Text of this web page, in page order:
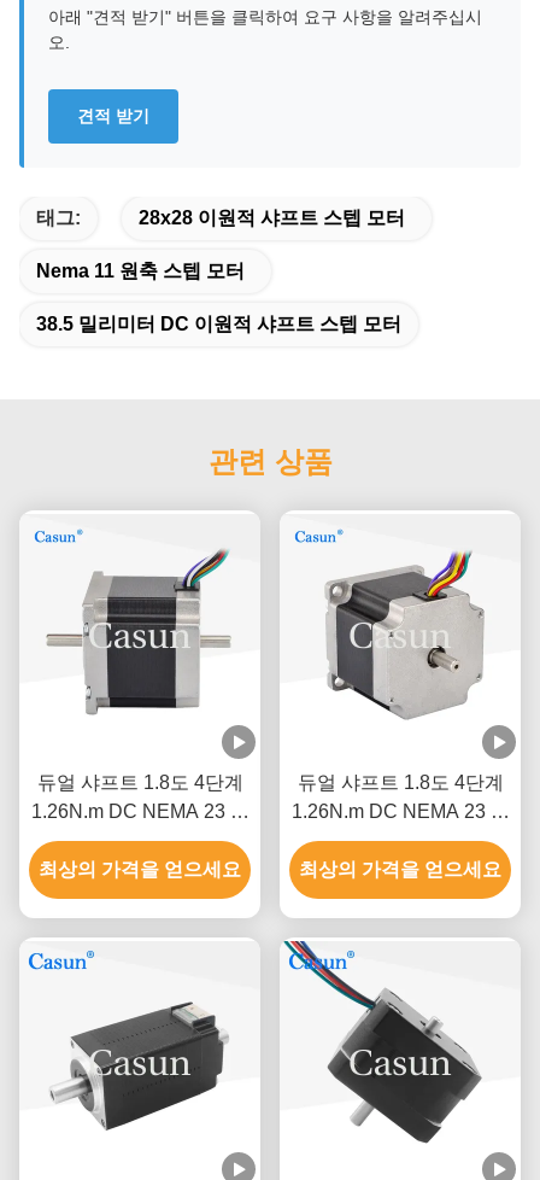
아래 "견적 받기" 버튼을 클릭하여 요구 사항을 알려주십시
오.
견적 받기
태그: 28x28 이원적 샤프트 스텝 모터
Nema 11 원축 스텝 모터
38.5 밀리미터 DC 이원적 샤프트 스텝 모터
관련 상품
듀얼 샤프트 1.8도 4단계
1.26N.m DC NEMA 23 하
이브리드 스테퍼 모터
CNC 로봇
최상의 가격을 얻으세요
듀얼 샤프트 1.8도 4단계
1.26N.m DC NEMA 23 하
이브리드 스테퍼 모터
CNC 로봇
최상의 가격을 얻으세요